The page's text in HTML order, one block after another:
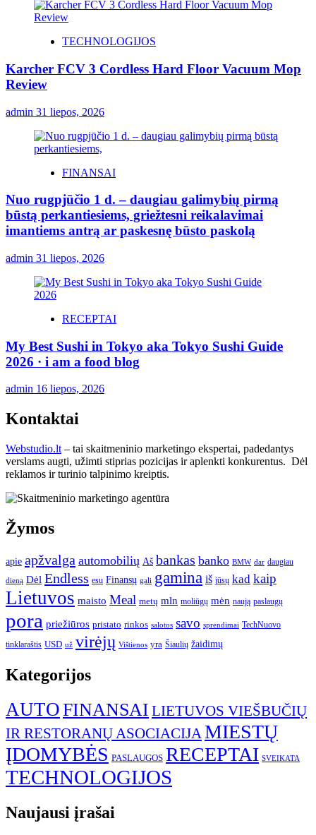
TECHNOLOGIJOS
Karcher FCV 3 Cordless Hard Floor Vacuum Mop
Review
admin 31 liepos, 2026
FINANSAI
Nuo rugpjūčio 1 d. – daugiau galimybių pirmą
būstą perkantiesiems, griežtesni reikalavimai
imantiems antrą ar paskesnę būsto paskolą
admin 31 liepos, 2026
RECEPTAI
My Best Sushi in Tokyo aka Tokyo Sushi Guide
2026 · i am a food blog
admin 16 liepos, 2026
Kontaktai
Webstudio.lt – tai skaitmeninio marketingo ekspertai, padedantys
verslams augti, užimti stiprias pozicijas ir aplenkti konkurentus. Dėl
reklamos ir turinio talpinimo kreiptis.
Žymos
apie apžvalga automobilių Aš bankas banko BMW dar daugiau
dieną Dėl Endless esu Finansų gali gamina iš jūsų kad kaip
Lietuvos maisto Meal metų mln moliūgų mėn naują paslaugų
pora priežiūros pristato rinkos salotos savo sprendimai TechNuovo
tinklaraštis USD už virėjų Vištienos yra Šiaulių žaidimų
Kategorijos
AUTOFINANSAI LIETUVOS VIEŠBUČIŲ
IR RESTORANŲ ASOCIACIJAMIESTŲ
ĮDOMYBĖS PASLAUGOS RECEPTAI SVEIKATA
TECHNOLOGIJOS
Naujausi įrašai